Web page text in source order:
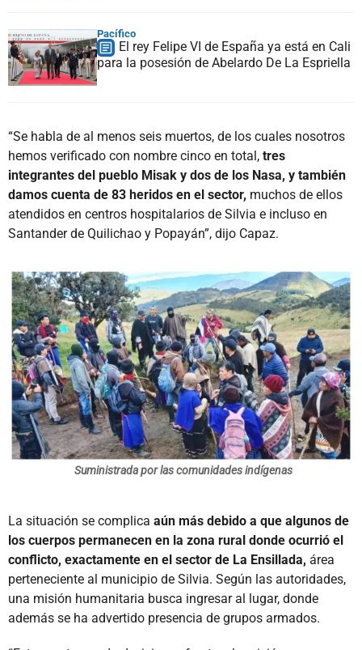
Pacífico
El rey Felipe VI de España ya está en Cali
para la posesión de Abelardo De La Espriella
“Se habla de al menos seis muertos, de los cuales nosotros
hemos verificado con nombre cinco en total, tres
integrantes del pueblo Misak y dos de los Nasa, y también
damos cuenta de 83 heridos en el sector, muchos de ellos
atendidos en centros hospitalarios de Silvia e incluso en
Santander de Quilichao y Popayán”, dijo Capaz.
Suministrada por las comunidades indígenas
La situación se complica aún más debido a que algunos de
los cuerpos permanecen en la zona rural donde ocurrió el
conflicto, exactamente en el sector de La Ensillada, área
perteneciente al municipio de Silvia. Según las autoridades,
una misión humanitaria busca ingresar al lugar, donde
además se ha advertido presencia de grupos armados.